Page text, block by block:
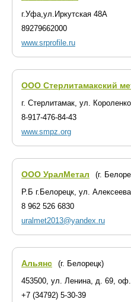
г.Уфа,ул.Иркутская 48А
89279662000
www.srprofile.ru
ООО Стерлитамакский
г. Стерлитамак, ул.
8-917-476-84-43
www.smpz.org
ООО УралМетал
(г.
Р.Б г.Белорецк, ул. Алексеева
8 962 526 6830
uralmet2013@yandex.ru
Альянс
(г. Белорецк)
453500, ул. Ленина, д. 69,
+7 (34792) 5-30-39